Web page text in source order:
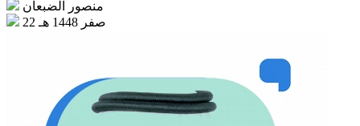
منصور الضبعان
22 صفر 1448 هـ